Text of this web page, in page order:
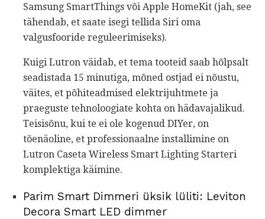
Samsung SmartThings või Apple HomeKit (jah, see
tähendab, et saate isegi tellida Siri oma
valgusfooride reguleerimiseks).
Kuigi Lutron väidab, et tema tooteid saab hõlpsalt
seadistada 15 minutiga, mõned ostjad ei nõustu,
väites, et põhiteadmised elektrijuhtmete ja
praeguste tehnoloogiate kohta on hädavajalikud.
Teisisõnu, kui te ei ole kogenud DIYer, on
tõenäoline, et professionaalne installimine on
Lutron Caseta Wireless Smart Lighting Starteri
komplektiga käimine.
Parim Smart Dimmeri üksik lüliti: Leviton
Decora Smart LED dimmer